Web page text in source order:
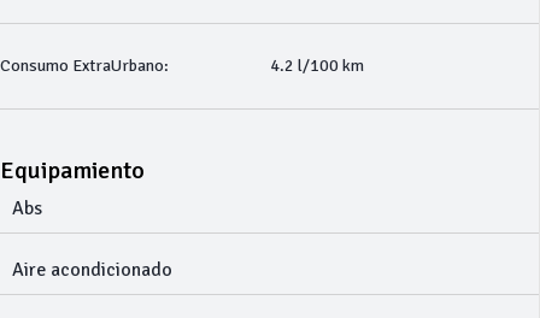
Consumo ExtraUrbano: 4.2 l/100 km
Equipamiento
Abs
Aire acondicionado